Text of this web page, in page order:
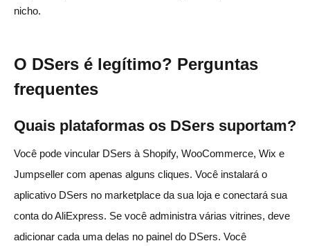
nicho.
O DSers é legítimo? Perguntas
frequentes
Quais plataformas os DSers suportam?
Você pode vincular DSers à Shopify, WooCommerce, Wix e
Jumpseller com apenas alguns cliques. Você instalará o
aplicativo DSers no marketplace da sua loja e conectará sua
conta do AliExpress. Se você administra várias vitrines, deve
adicionar cada uma delas no painel do DSers. Você